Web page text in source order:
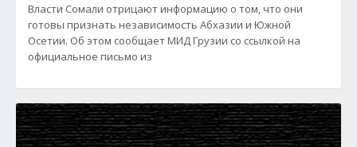
Власти Сомали отрицают информацию о том, что они
готовы признать независимость Абхазии и Южной
Осетии. Об этом сообщает МИД Грузии со ссылкой на
официальное письмо из